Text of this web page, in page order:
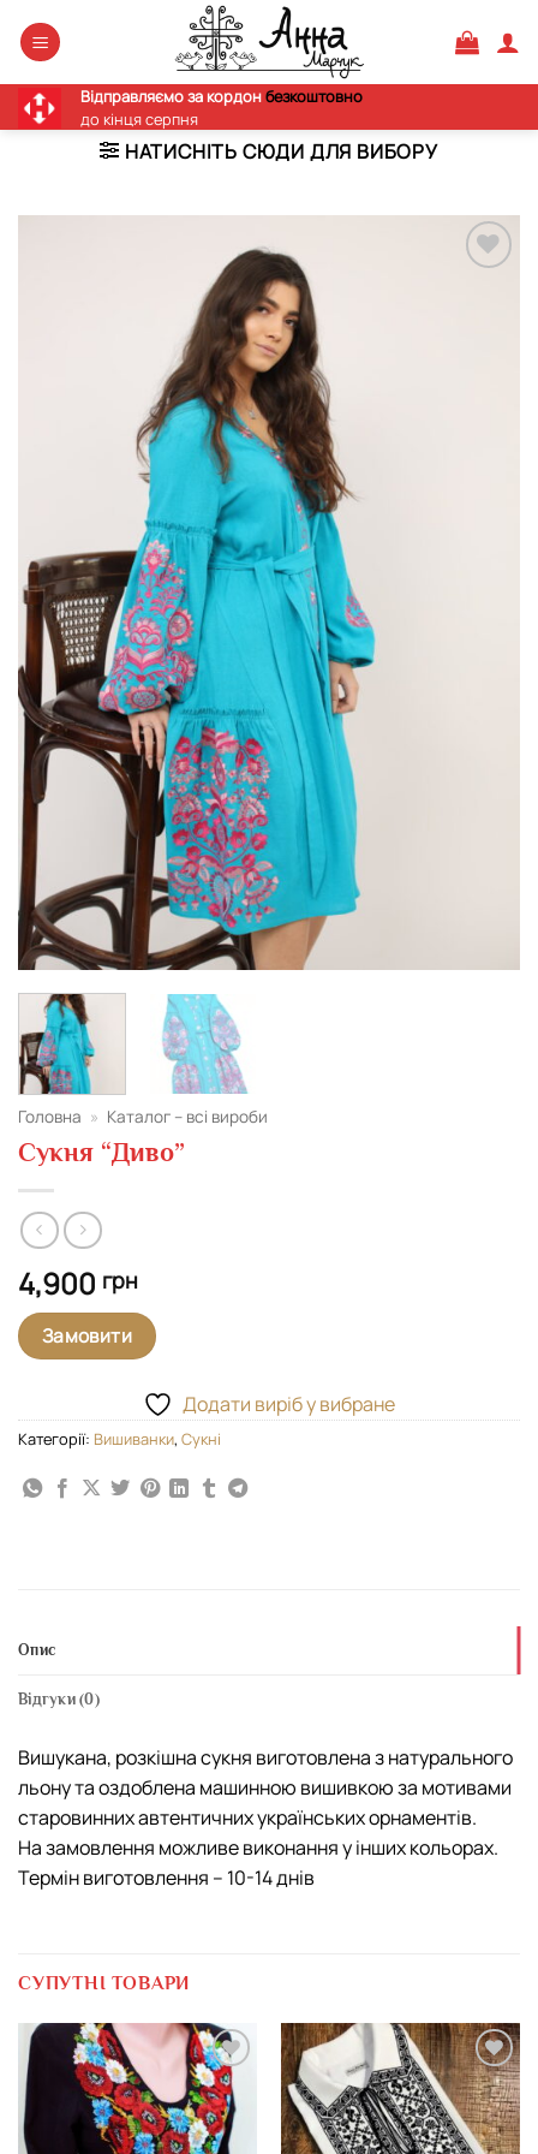
Відправляємо за кордонбезкоштовно
до кінця серпня
НАТИСНІТЬ СЮДИ ДЛЯ ВИБОРУ
Головна » Каталог – всі вироби
Сукня “Диво”
4,900 грн
Замовити
Додати виріб у вибране
Категорії: Вишиванки, Сукні
Опис
Відгуки (0)
Вишукана, розкішна сукня виготовлена з натурального
льону та оздоблена машинною вишивкою за мотивами
старовинних автентичних українських орнаментів.
На замовлення можливе виконання у інших кольорах.
Термін виготовлення – 10-14 днів
СУПУТНІ ТОВАРИ
Додати
виріб у
вибране
Додати
виріб у
вибране